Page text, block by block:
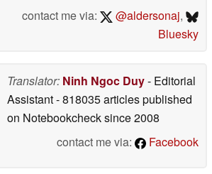
contact me via:
@aldersonaj,
Bluesky
Translator: Ninh Ngoc Duy- Editorial
Assistant- 818035 articles published
on Notebookchecksince 2008
contact me via:
Facebook